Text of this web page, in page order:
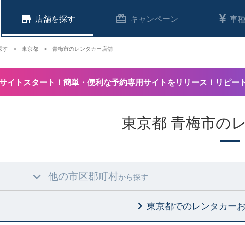
店舗 キャンペーン 車
イトスタート！簡単・便利な予約専用サイトをリリース！リピー
東京都 青梅市の
他の市区郡町村から探す
東京都でのレンタカー
す 東京都 青梅市のレンタカー店舗